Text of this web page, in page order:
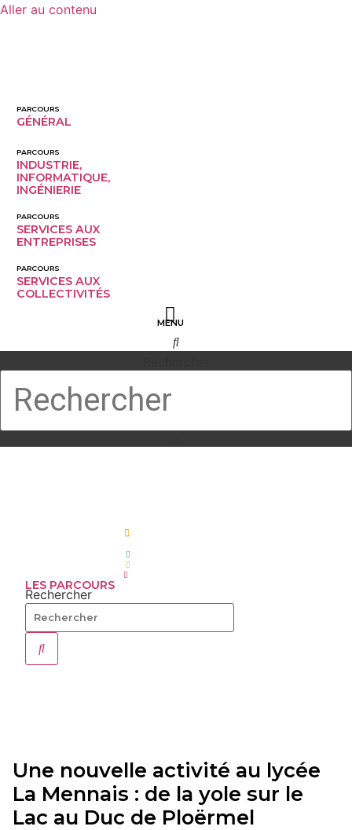
Aller au contenu
PARCOURS
GÉNÉRAL
PARCOURS
INDUSTRIE,
INFORMATIQUE,
INGÉNIERIE
PARCOURS
SERVICES AUX
ENTREPRISES
PARCOURS
SERVICES AUX
COLLECTIVITÉS
MENU
LES PARCOURS
Rechercher
Une nouvelle activité au lycée
La Mennais : de la yole sur le
Lac au Duc de Ploërmel